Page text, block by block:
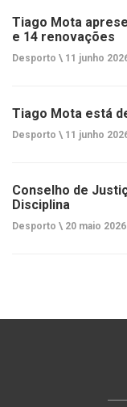
Tiago Mota
e 14 renovações
Desporto \ 11 junho
Tiago Mota está
Desporto \ 11 junho
Conselho de
Disciplina
Desporto \ 20 maio 2026